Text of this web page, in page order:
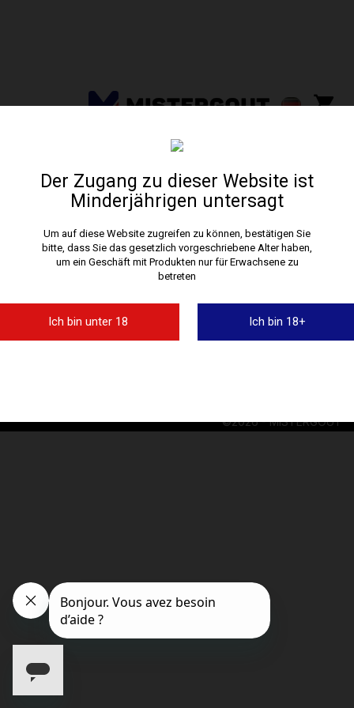
Der Zugang zu dieser Website ist
Minderjährigen untersagt
Um auf diese Website zugreifen zu können, bestätigen Sie
bitte, dass Sie das gesetzlich vorgeschriebene Alter haben,
um ein Geschäft mit Produkten nur für Erwachsene zu
betreten
Ich bin unter 18 Ich bin 18+
Retrouvez ici tous les accessoires disponibles sur
www.darnashop.fr
SERVICE CLIENT INFORMATION
©2026 - MISTERGOUT